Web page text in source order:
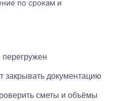
по срокам и
перегружен
закрывать документацию
сметы и объёмы